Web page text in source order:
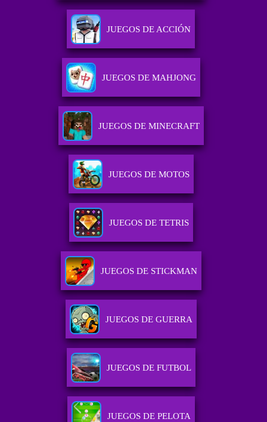
JUEGOS DE ACCIÓN
JUEGOS DE MAHJONG
JUEGOS DE MINECRAFT
JUEGOS DE MOTOS
JUEGOS DE TETRIS
JUEGOS DE STICKMAN
JUEGOS DE GUERRA
JUEGOS DE FUTBOL
JUEGOS DE PELOTA